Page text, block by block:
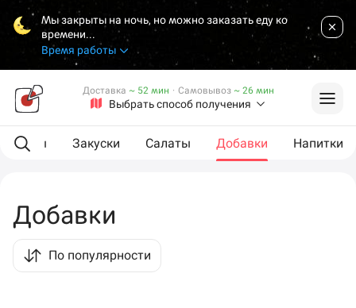
Мы закрыты на ночь, но можно заказать еду ко
времени...
Время работы
Выбрать способ получения
Доставка ~ 52 мин · Самовывоз ~ 26 мин
роллы Закуски Салаты Добавки Напитки
Добавки
По популярности